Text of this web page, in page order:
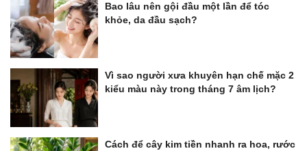
Bao lâu nên gội đầu một lần để tóc
khỏe, da đầu sạch?
Vì sao người xưa khuyên hạn chế mặc 2
kiểu màu này trong tháng 7 âm lịch?
Cách để cây kim tiền nhanh ra hoa, rước